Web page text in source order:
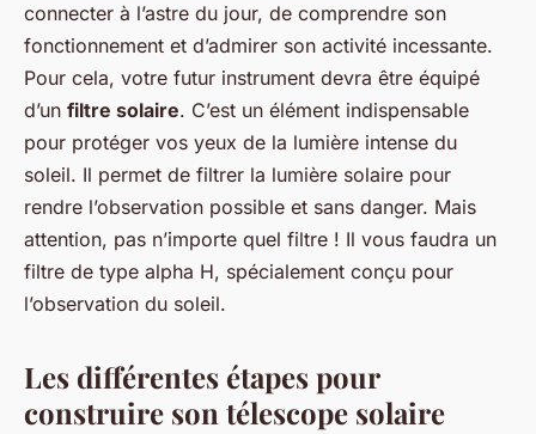
connecter à l’astre du jour, de comprendre son
fonctionnement et d’admirer son activité incessante.
Pour cela, votre futur instrument devra être équipé
d’un filtre solaire. C’est un élément indispensable
pour protéger vos yeux de la lumière intense du
soleil. Il permet de filtrer la lumière solaire pour
rendre l’observation possible et sans danger. Mais
attention, pas n’importe quel filtre ! Il vous faudra un
filtre de type alpha H, spécialement conçu pour
l’observation du soleil.
Les différentes étapes pour
construire son télescope solaire